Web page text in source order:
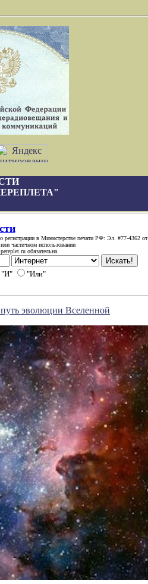
о регистрации в Министерстве печати РФ: Эл. #77-4362 от
частичном использовании
обязательна.
"И" "Или"
путь эволюции Вселенной